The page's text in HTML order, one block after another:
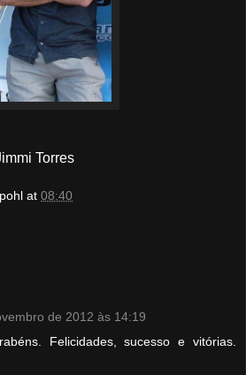
Torres
at 08:40
de 2012 às 14:19
Felicidades, sucesso e vitórias.